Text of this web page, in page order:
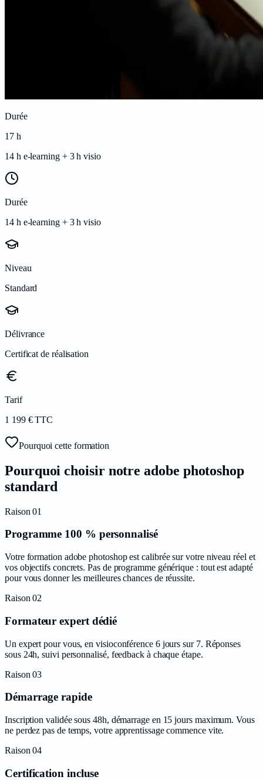
Durée
17h
14 h e-learning + 3 h visio
Durée
14 h e-learning + 3 h visio
Niveau
Standard
Délivrance
Certificat de réalisation
Tarif
1 199 € TTC
Pourquoi cette formation
Pourquoi choisir notre adobe photoshop
standard
Raison01
Programme 100 % personnalisé
Votre formation adobe photoshop est calibrée sur votre niveau réel et
vos objectifs concrets. Pas de programme générique : tout est adapté
pour vous donner les meilleures chances de réussite.
Raison02
Formateur expert dédié
Un expert pour vous, en visioconférence 6 jours sur 7. Réponses
sous 24h, suivi personnalisé, feedback à chaque étape.
Raison03
Démarrage rapide
Inscription validée sous 48h, démarrage en 15 jours maximum. Vous
ne perdez pas de temps, votre apprentissage commence vite.
Raison04
Certification incluse